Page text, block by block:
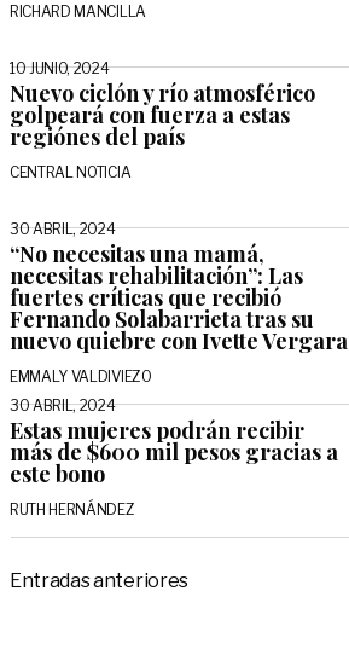
RICHARD MANCILLA
10 JUNIO, 2024
Nuevo ciclón y río atmosférico
golpeará con fuerza a estas
regiónes del país
CENTRAL NOTICIA
30 ABRIL, 2024
“No necesitas una mamá,
necesitas rehabilitación”: Las
fuertes críticas que recibió
Fernando Solabarrieta tras su
nuevo quiebre con Ivette Vergara
EMMALY VALDIVIEZO
30 ABRIL, 2024
Estas mujeres podrán recibir
más de $600 mil pesos gracias a
este bono
RUTH HERNÁNDEZ
Navegación
Entradas anteriores